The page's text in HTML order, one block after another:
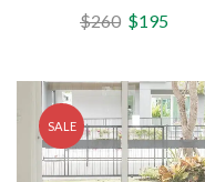
$260 $195
SALE